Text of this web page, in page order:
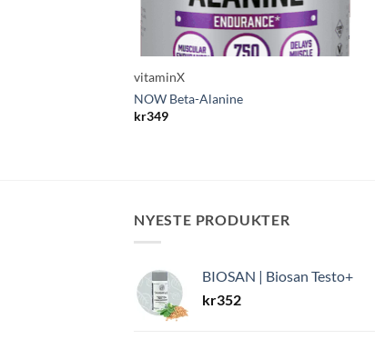
vitaminX
NOW Beta-Alanine
kr349
NYESTE PRODUKTER
BIOSAN | Biosan Testo+
kr352